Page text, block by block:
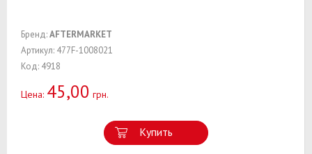
Бренд:AFTERMARKET
Артикул: 477F-1008021
Код: 4918
Цена: 45,00 грн.
Купить